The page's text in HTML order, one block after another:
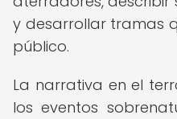
y desarrollar tramas
público.
La narrativa en el
los eventos